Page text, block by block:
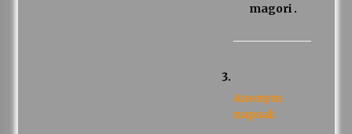
magori .
Anonym
napsal: